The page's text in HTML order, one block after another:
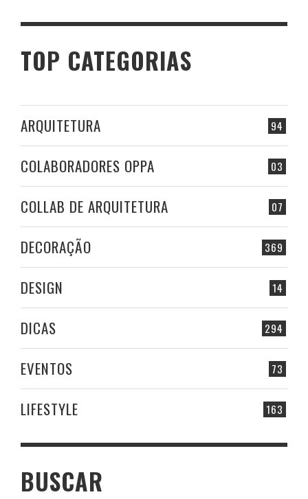
TOP CATEGORIAS
94
ARQUITETURA
03
COLABORADORES OPPA
07
COLLAB DE ARQUITETURA
369
DECORAÇÃO
14
DESIGN
294
DICAS
73
EVENTOS
163
LIFESTYLE
BUSCAR